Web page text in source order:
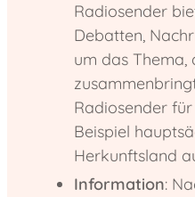
Radiosender
Debatten,
um das Thema,
Radiosender
Beispiel
Herkunftsland
Information: